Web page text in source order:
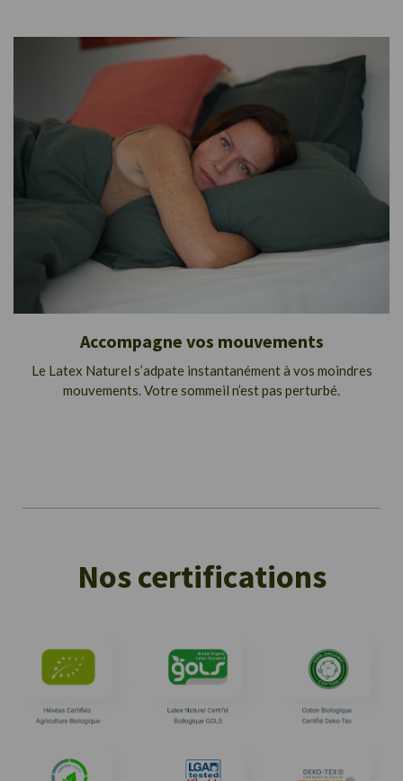
Accompagne vos mouvements
Le Latex Naturel s’adpate instantanément à vos moindres
mouvements. Votre sommeil n’est pas perturbé.
Nos certifications